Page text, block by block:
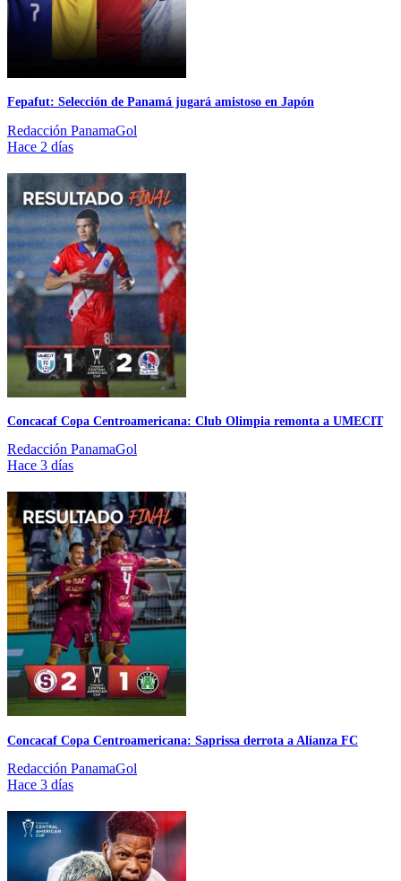
Fepafut: Selección de Panamá jugará amistoso en Japón
Redacción PanamaGol
Hace 2 días
Concacaf Copa Centroamericana: Club Olimpia remonta a UMECIT
Redacción PanamaGol
Hace 3 días
Concacaf Copa Centroamericana: Saprissa derrota a Alianza FC
Redacción PanamaGol
Hace 3 días